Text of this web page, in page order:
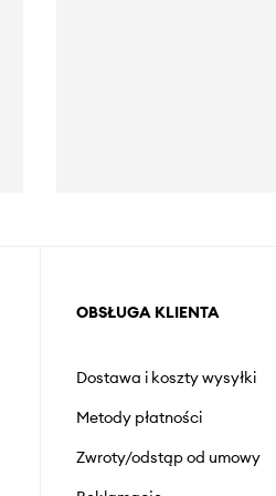
OBSŁUGA KLIENTA
Dostawa i koszty wysyłki
Metody płatności
Zwroty/odstąp od umowy